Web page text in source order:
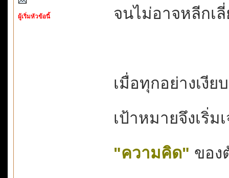
ผู้เริ่มหัวข้อนี้
จนไม่อาจหลีกเ
เมื่อทุกอย่างเงีย
เป้าหมายจึงเริ่
"ความคิด" ของ